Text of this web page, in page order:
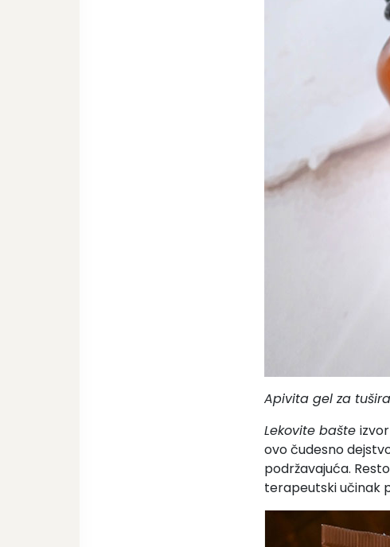
Apivita gel za
Lekovite bašte
ovo čudesno
podržavajuća.
terapeutski učinak